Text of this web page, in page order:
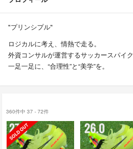
"プリンシプル"
ロジカルに考え、情熱で走る。
外資コンサルが運営するサッカースパイク
一足一足に、“合理性”と“美学”を。
360件中 37 - 72件